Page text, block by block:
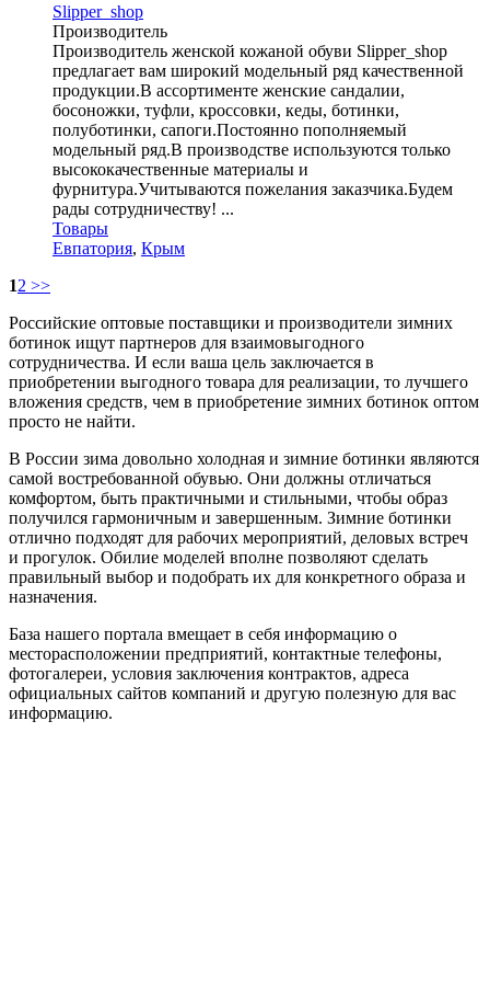
Slipper_shop
Производитель
Производитель женской кожаной обуви Slipper_shop
предлагает вам широкий модельный ряд качественной
продукции.В ассортименте женские сандалии,
босоножки, туфли, кроссовки, кеды, ботинки,
полуботинки, сапоги.Постоянно пополняемый
модельный ряд.В производстве используются только
высококачественные материалы и
фурнитура.Учитываются пожелания заказчика.Будем
рады сотрудничеству! ...
Товары
Евпатория, Крым
12 >>
Российские оптовые поставщики и производители зимних
ботинок ищут партнеров для взаимовыгодного
сотрудничества. И если ваша цель заключается в
приобретении выгодного товара для реализации, то лучшего
вложения средств, чем в приобретение зимних ботинок оптом
просто не найти.
В России зима довольно холодная и зимние ботинки являются
самой востребованной обувью. Они должны отличаться
комфортом, быть практичными и стильными, чтобы образ
получился гармоничным и завершенным. Зимние ботинки
отлично подходят для рабочих мероприятий, деловых встреч
и прогулок. Обилие моделей вполне позволяют сделать
правильный выбор и подобрать их для конкретного образа и
назначения.
База нашего портала вмещает в себя информацию о
месторасположении предприятий, контактные телефоны,
фотогалереи, условия заключения контрактов, адреса
официальных сайтов компаний и другую полезную для вас
информацию.